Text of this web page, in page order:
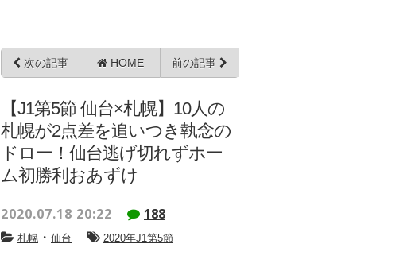
次の記事 HOME 前の記事
【J1第5節 仙台×札幌】10人の
札幌が2点差を追いつき執念の
ドロー！仙台逃げ切れずホー
ム初勝利おあずけ
2020.07.18 20:22 188
札幌 ・ 仙台 2020年J1第5節